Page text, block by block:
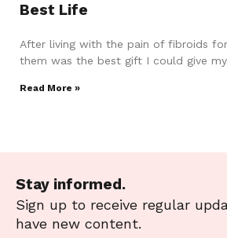
Best Life
After living with the pain of fibroids
them was the best gift I could give
Read More »
Stay informed.
Sign up to receive regular
have new content.